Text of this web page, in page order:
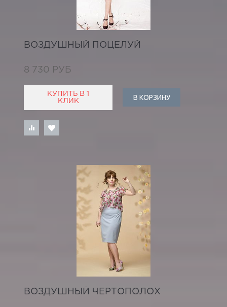
ВОЗДУШНЫЙ ПОЦЕЛУЙ
8 730 РУБ
КУПИТЬ В 1
КЛИК
В КОРЗИНУ
ВОЗДУШНЫЙ ЧЕРТОПОЛОХ